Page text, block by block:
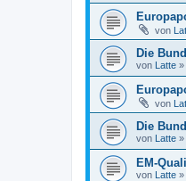
von
Die
von Latte »
von
Die
von Latte »
EM-
von Latte »